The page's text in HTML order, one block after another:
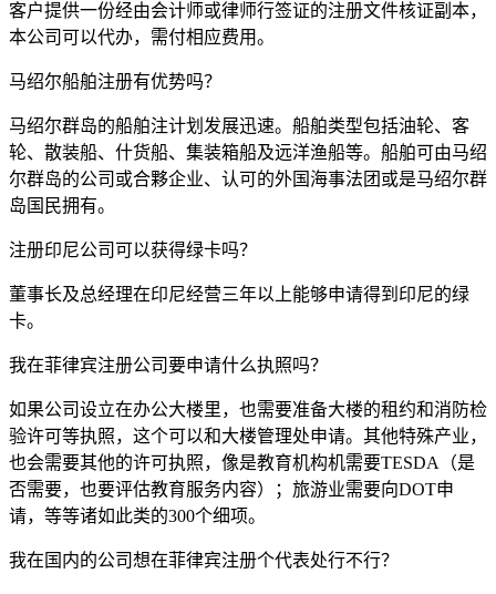
客户提供一份经由会计师或律师行签证的注册文件核证副本，
本公司可以代办，需付相应费用。
马绍尔船舶注册有优势吗？
马绍尔群岛的船舶注计划发展迅速。船舶类型包括油轮、客
轮、散装船、什货船、集装箱船及远洋渔船等。船舶可由马绍
尔群岛的公司或合夥企业、认可的外国海事法团或是马绍尔群
岛国民拥有。
注册印尼公司可以获得绿卡吗？
董事长及总经理在印尼经营三年以上能够申请得到印尼的绿
卡。
我在菲律宾注册公司要申请什么执照吗？
如果公司设立在办公大楼里，也需要准备大楼的租约和消防检
验许可等执照，这个可以和大楼管理处申请。其他特殊产业，
也会需要其他的许可执照，像是教育机构机需要TESDA（是
否需要，也要评估教育服务内容）；旅游业需要向DOT申
请，等等诸如此类的300个细项。
我在国内的公司想在菲律宾注册个代表处行不行？